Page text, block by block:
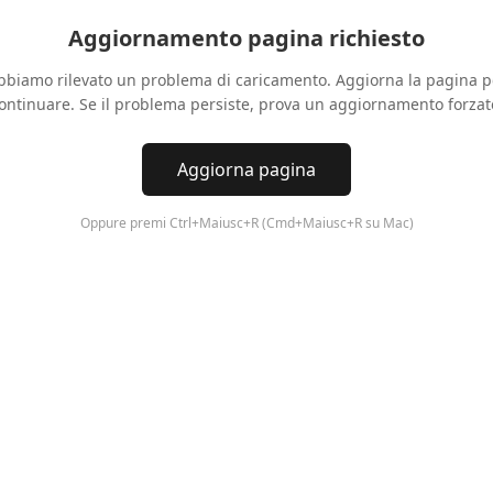
Aggiornamento pagina richiesto
rilevato un problema di caricamento. Aggiorna la pagina
Se il problema persiste, prova un aggiornamento
Aggiorna pagina
Oppure premi Ctrl+Maiusc+R (Cmd+Maiusc+R su Mac)